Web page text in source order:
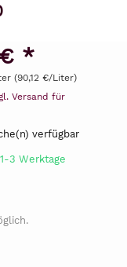
*
(90,12 €/Liter)
Versand für
verfügbar
3 Werktage